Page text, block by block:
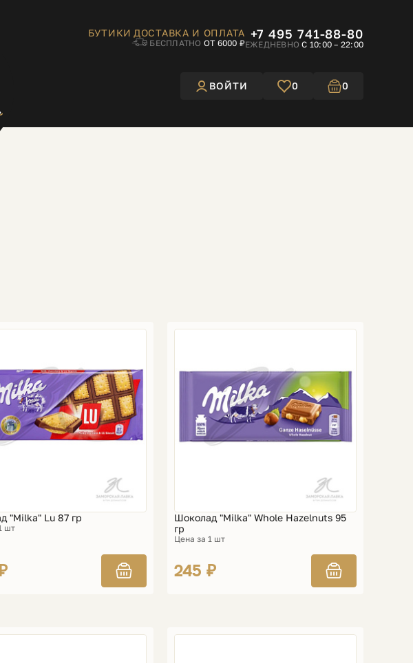
БУТИКИ ДОСТАВКА И ОПЛАТА
БЕСПЛАТНО ОТ 6000 ₽
+7 495 741-88-80
ЕЖЕДНЕВНОС 10:00 – 22:00
ВОЙТИ 0 0
"Milka" Lu 87 гр
шт
Шоколад "Milka" Whole Hazelnuts 95
гр
Цена за 1 шт
245 ₽